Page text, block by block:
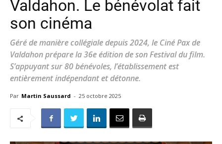
Valdahon. Le bénévolat fait
son cinéma
Géré de manière collégiale depuis 2024, le Ciné Pax de
Valdahon prépare la 36e édition de son Festival du film.
S’appuyant sur 80 bénévoles, l’établissement est
entièrement indépendant et détonne.
Par Martin Saussard - 25 octobre 2025